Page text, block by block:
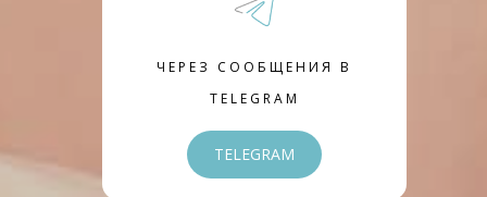
ЧЕРЕЗ СООБЩЕНИЯ В
TELEGRAM
TELEGRAM